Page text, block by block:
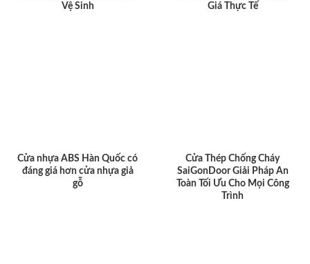
Vệ Sinh
Giá Thực Tế
Cửa nhựa ABS Hàn Quốc có
đáng giá hơn cửa nhựa giả
gỗ
Cửa Thép Chống Cháy
SaiGonDoor Giải Pháp An
Toàn Tối Ưu Cho Mọi Công
Trình